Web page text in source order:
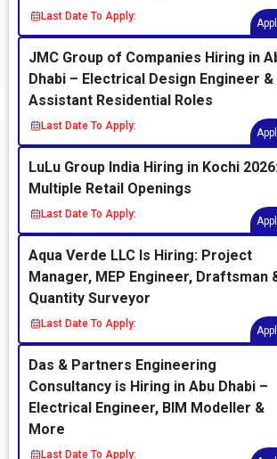
Last Date To Apply:
JMC Group of Companies Hiring in
Dhabi – Electrical Design Engineer &
Assistant Residential Roles
Last Date To Apply:
LuLu Group India Hiring in Kochi
Multiple Retail Openings
Last Date To Apply:
Aqua Verde LLC Is Hiring: Project
Manager, MEP Engineer, Draftsman
Quantity Surveyor
Last Date To Apply:
Das & Partners Engineering
Consultancy is Hiring in Abu Dhabi –
Electrical Engineer, BIM Modeller &
More
Last Date To Apply: